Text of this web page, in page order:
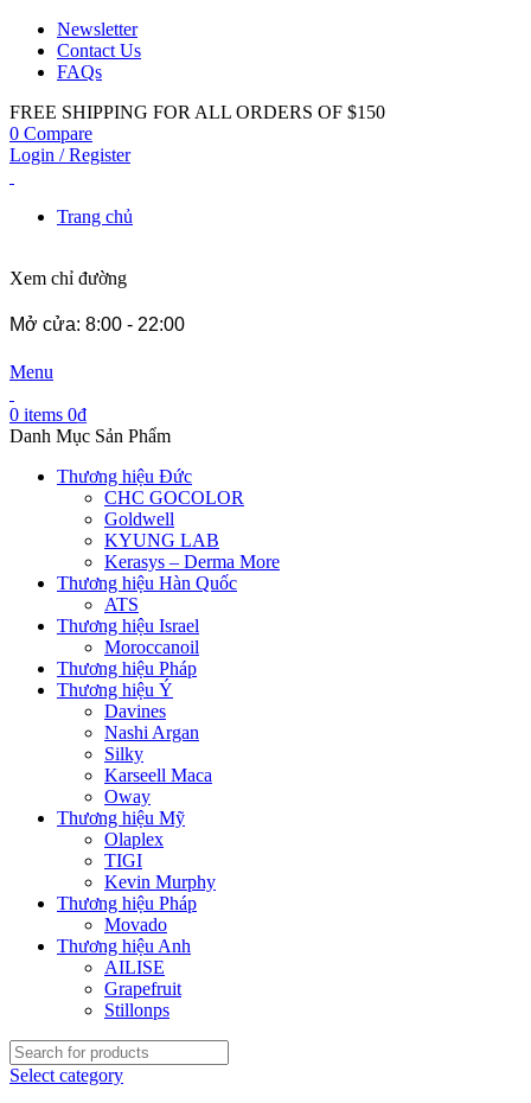
Newsletter
Contact Us
FAQs
FREE SHIPPING FOR ALL ORDERS OF $150
0 Compare
Login / Register
Trang chủ
Xem chỉ đường
Mở cửa: 8:00 - 22:00
Menu
0 items 0₫
Danh Mục Sản Phẩm
Thương hiệu Đức
CHC GOCOLOR
Goldwell
KYUNG LAB
Kerasys – Derma More
Thương hiệu Hàn Quốc
ATS
Thương hiệu Israel
Moroccanoil
Thương hiệu Pháp
Thương hiệu Ý
Davines
Nashi Argan
Silky
Karseell Maca
Oway
Thương hiệu Mỹ
Olaplex
TIGI
Kevin Murphy
Thương hiệu Pháp
Movado
Thương hiệu Anh
AILISE
Grapefruit
Stillonps
Select category